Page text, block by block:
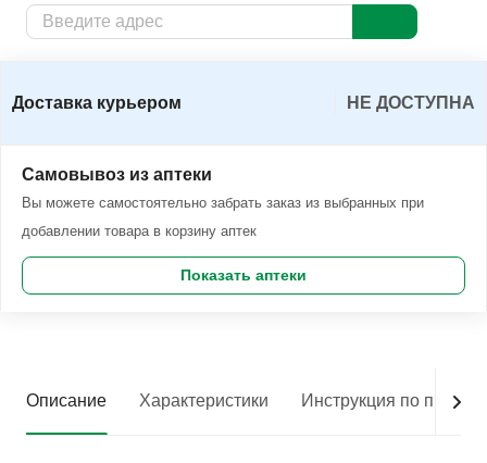
Доставка курьером
Доставка курьером НЕ ДОСТУПНА
Самовывоз из аптеки
Вы можете самостоятельно забрать заказ из выбранных при
добавлении товара в корзину аптек
Показать аптеки
Описание Характеристики Инструкция по